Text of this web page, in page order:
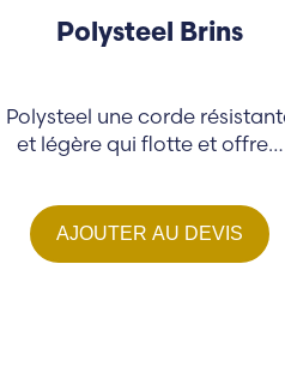
Polysteel Brins
Polysteel une corde
et légère qui flotte et offre…
AJOUTER AU DEVIS